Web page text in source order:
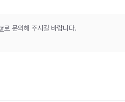
로 문의해 주시길 바랍니다.